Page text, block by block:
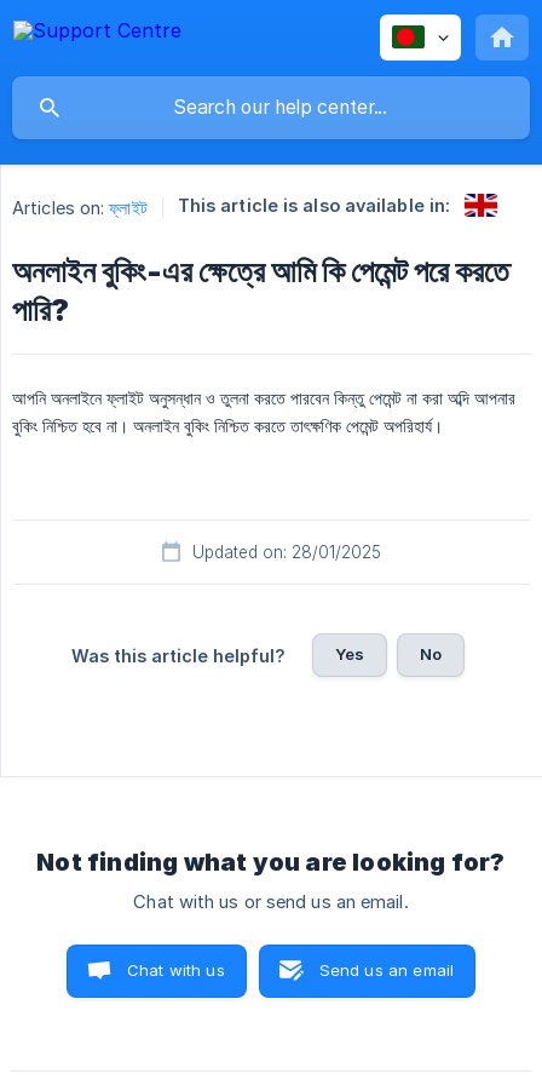
Articles on: ফ্লাইট This article is also available in:
অনলাইন বুকিং-এর ক্ষেত্রে আমি কি পেমেন্ট পরে করতে
পারি?
আপনি অনলাইনে ফ্লাইট অনুসন্ধান ও তুলনা করতে পারবেন কিন্তু পেমেন্ট না করা অব্দি আপনার
বুকিং নিশ্চিত হবে না। অনলাইন বুকিং নিশ্চিত করতে তাৎক্ষণিক পেমেন্ট অপরিহার্য।
Updated on: 28/01/2025
Was this article helpful? Yes No
Not finding what you are looking for?
Chat with us or send us an email.
Chat with us Send us an email